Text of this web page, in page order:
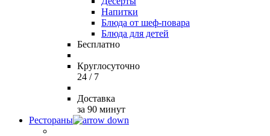
Напитки
Блюда от шеф-повара
Блюда для детей
Бесплатно
Круглосуточно
24 / 7
Доставка
за 90 минут
Рестораны